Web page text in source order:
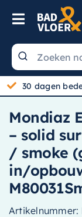
Skip to content
Toggle
Toiletten
Spiegels
Kranen
Douche
30 dagen
Mondiaz
– solid
/ smoke
in/
Artikelnummer: